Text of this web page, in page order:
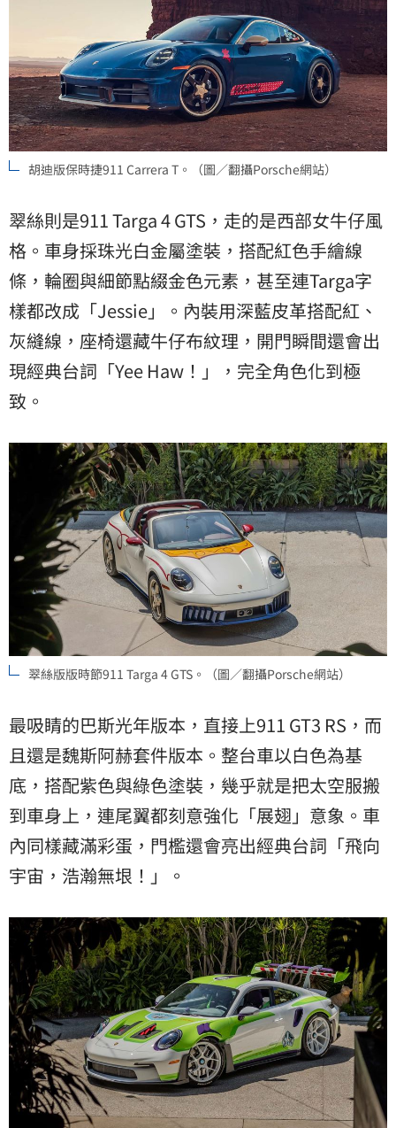
胡迪版保時捷911 Carrera T。（圖／翻攝Porsche網站）
翠絲則是911 Targa 4 GTS，走的是西部女牛仔風
格。車身採珠光白金屬塗裝，搭配紅色手繪線
條，輪圈與細節點綴金色元素，甚至連Targa字
樣都改成「Jessie」。內裝用深藍皮革搭配紅、
灰縫線，座椅還藏牛仔布紋理，開門瞬間還會出
現經典台詞「Yee Haw！」，完全角色化到極
致。
翠絲版版時節911 Targa 4 GTS。（圖／翻攝Porsche網站）
最吸睛的巴斯光年版本，直接上911 GT3 RS，而
且還是魏斯阿赫套件版本。整台車以白色為基
底，搭配紫色與綠色塗裝，幾乎就是把太空服搬
到車身上，連尾翼都刻意強化「展翅」意象。車
內同樣藏滿彩蛋，門檻還會亮出經典台詞「飛向
宇宙，浩瀚無垠！」。